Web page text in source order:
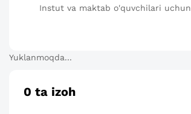
Instut va maktab o'quvchilari uchun
Yuklanmoqda...
0 ta izoh